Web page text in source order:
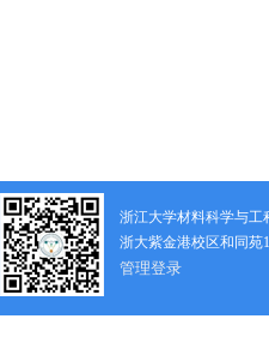
浙江大学材料科学与工
浙大紫金港校区和同苑
管理登录